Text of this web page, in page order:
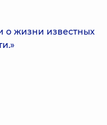
о жизни известных